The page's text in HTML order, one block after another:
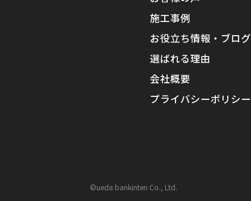
施工事例
お役立ち情報・ブログ
選ばれる理由
会社概要
プライバシーポリシー
©ueda bankinten Co., Ltd.